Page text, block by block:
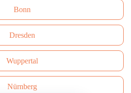
Bonn
Dresden
Wuppertal
Nürnberg